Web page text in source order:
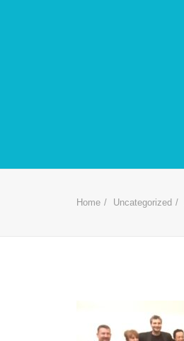
Home Uncategorized